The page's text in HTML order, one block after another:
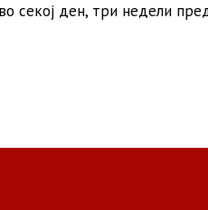
секој ден, три недели